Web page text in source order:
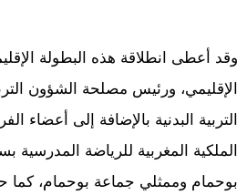
وقد أعطى انطلاقة هذه البطولة
الإقليمي، ورئيس مصلحة الشؤون
التربية البدنية بالإضافة إلى أعضاء
الملكية المغربية للرياضة المدرسية
بوحمام وممثلي جماعة بوحمام، كما